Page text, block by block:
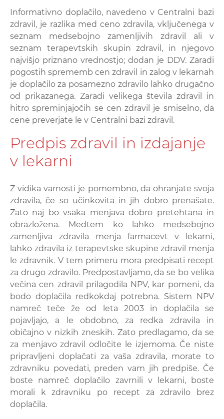
Informativno doplačilo, navedeno v Centralni bazi
zdravil, je razlika med ceno zdravila, vključenega v
seznam medsebojno zamenljivih zdravil ali v
seznam terapevtskih skupin zdravil, in njegovo
najvišjo priznano vrednostjo; dodan je DDV. Zaradi
pogostih sprememb cen zdravil in zalog v lekarnah
je doplačilo za posamezno zdravilo lahko drugačno
od prikazanega. Zaradi velikega števila zdravil in
hitro spreminjajočih se cen zdravil je smiselno, da
cene preverjate le v Centralni bazi zdravil.
Predpis zdravil in izdajanje
v lekarni
Z vidika varnosti je pomembno, da ohranjate svoja
zdravila, če so učinkovita in jih dobro prenašate.
Zato naj bo vsaka menjava dobro pretehtana in
obrazložena. Medtem ko lahko medsebojno
zamenljiva zdravila menja farmacevt v lekarni,
lahko zdravila iz terapevtske skupine zdravil menja
le zdravnik. V tem primeru mora predpisati recept
za drugo zdravilo. Predpostavljamo, da se bo velika
večina cen zdravil prilagodila NPV, kar pomeni, da
bodo doplačila redkokdaj potrebna. Sistem NPV
namreč teče že od leta 2003 in doplačila se
pojavljajo, a le obdobno, za redka zdravila in
običajno v nizkih zneskih. Zato predlagamo, da se
za menjavo zdravil odločite le izjemoma. Če niste
pripravljeni doplačati za vaša zdravila, morate to
zdravniku povedati, preden vam jih predpiše. Če
boste namreč doplačilo zavrnili v lekarni, boste
morali k zdravniku po recept za zdravilo brez
doplačila.